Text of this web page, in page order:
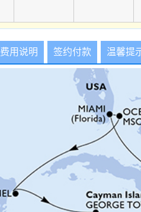
费用说明 签约付款 温馨提